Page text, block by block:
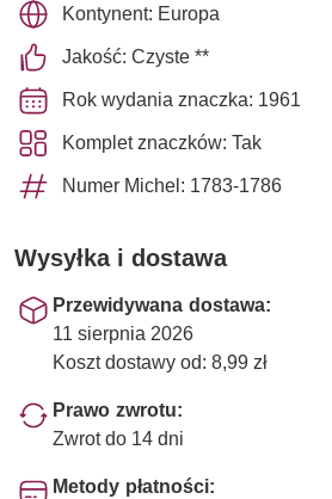
Kontynent: Europa
Jakość: Czyste **
Rok wydania znaczka: 1961
Komplet znaczków: Tak
Numer Michel: 1783-1786
Wysyłka i dostawa
Przewidywana dostawa:
11 sierpnia 2026
Koszt dostawy od: 8,99 zł
Prawo zwrotu:
Zwrot do 14 dni
Metody płatności: